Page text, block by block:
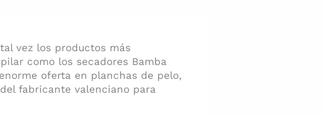
vez los productos más
como los secadores Bamba
oferta en planchas de pelo,
fabricante valenciano para